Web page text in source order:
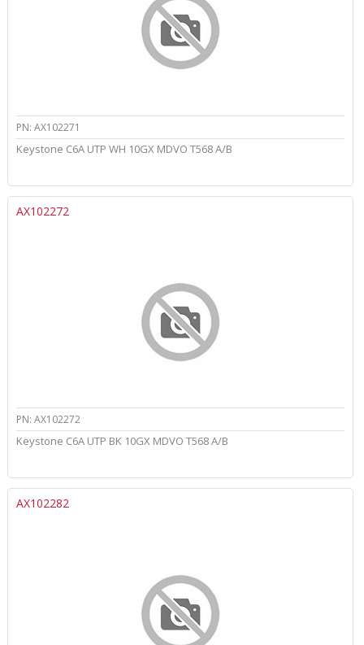
PN: AX102271
Keystone C6A UTP WH 10GX MDVO T568 A/B
AX102272
PN: AX102272
Keystone C6A UTP BK 10GX MDVO T568 A/B
AX102282